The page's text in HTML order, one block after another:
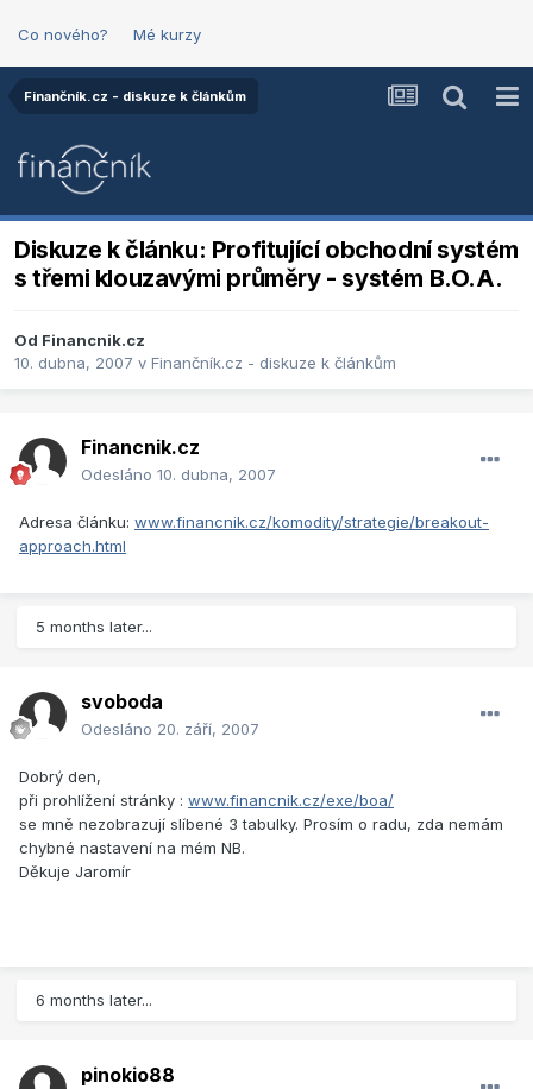
Co nového? Mé kurzy
Finančník.cz - diskuze k článkům
Diskuze k článku: Profitující obchodní systém
s třemi klouzavými průměry - systém B.O.A.
Od Financnik.cz
10. dubna, 2007 v Finančník.cz - diskuze k článkům
Financnik.cz
Odesláno 10. dubna, 2007
Adresa článku: www.financnik.cz/komodity/strategie/breakout-
approach.html
5 months later...
svoboda
Odesláno 20. září, 2007
Dobrý den,
při prohlížení stránky : www.financnik.cz/exe/boa/
se mně nezobrazují slíbené 3 tabulky. Prosím o radu, zda nemám
chybné nastavení na mém NB.
Děkuje Jaromír
6 months later...
pinokio88